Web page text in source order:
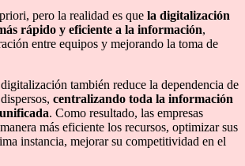
pero la realidad es que la digitalización
rápido y eficiente a la información,
entre equipos y mejorando la toma de
también reduce la dependencia de
centralizando toda la información
. Como resultado, las empresas
más eficiente los recursos, optimizar sus
instancia, mejorar su competitividad en el